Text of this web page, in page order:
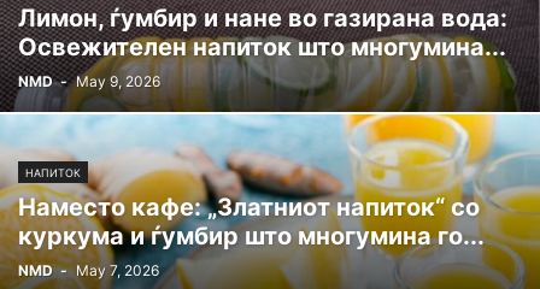
Лимон, ѓумбир и нане во газирана вода:
Освежителен напиток што многумина...
NMD - May 9, 2026
НАПИТОК
Наместо кафе: „Златниот напиток“ со
куркума и ѓумбир што многумина го...
NMD - May 7, 2026